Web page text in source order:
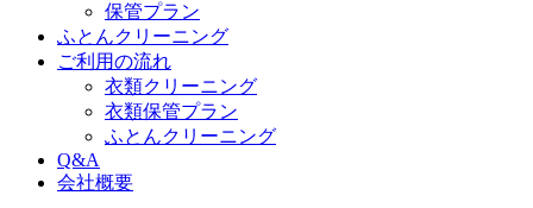
保管プラン
ふとんクリーニング
ご利用の流れ
衣類クリーニング
衣類保管プラン
ふとんクリーニング
Q&A
会社概要